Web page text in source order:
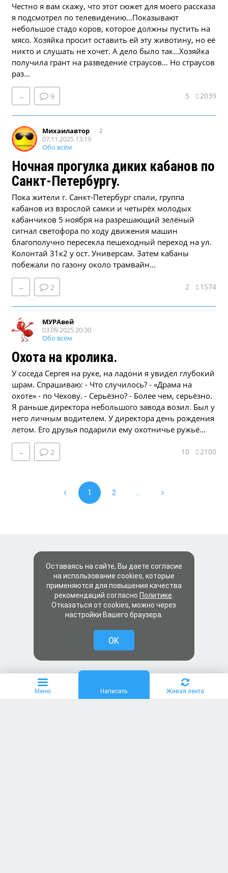
Честно я вам скажу, что этот сюжет для моего рассказа
я подсмотрел по телевидению…Показывают
небольшое стадо коров, которое должны пустить на
мясо. Хозяйка просит оставить ей эту животину, но её
никто и слушать не хочет. А дело было так…Хозяйка
получила грант на разведение страусов… Но страусов
раз...
→ 9 5 2039
Михаилавтор 2
07.11.2025 13:19
Обо всём
Ночная прогулка диких кабанов по
Санкт-Петербургу.
Пока жители г. Санкт-Петербург спали, группа
кабанов из взрослой самки и четырёх молодых
кабанчиков 5 ноября на разрешающий зелёный
сигнал светофора по ходу движения машин
благополучно пересекла пешеходный переход на ул.
Колонтай 31к2 у ост. Универсам. Затем кабаны
побежали по газону около трамвайн...
→ 2 2 1574
МУРАвей
03.09.2025 20:30
Обо всём
Охота на кролика.
У соседа Сергея на руке, на ладони я увидел глубокий
шрам. Спрашиваю: - Что случилось? - «Драма на
охоте» - по Чехову. - Серьёзно? - Более чем, серьёзно.
Я раньше директора небольшого завода возил. Был у
него личным водителем. У директора день рождения
летом. Его друзья подарили ему охотничье ружьё...
→ 2 10 2100
1 2
Меню Написать Живая лента
Оставаясь на сайте, Вы даете согласие
на использование cookies, которые
применяются для повышения качества
рекомендаций согласно Политике
Отказаться от cookies, можно через
настройки Вашего браузера.
OK